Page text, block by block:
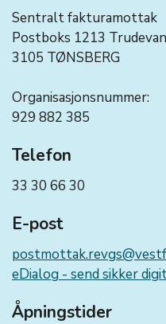
Sentralt fakturamottak
Postboks 1213
3105 TØNSBERG
Organisasjonsnummer:
929 882 385
Telefon
33 30 66 30
E-post
eDialog - send sikker
Åpningstider